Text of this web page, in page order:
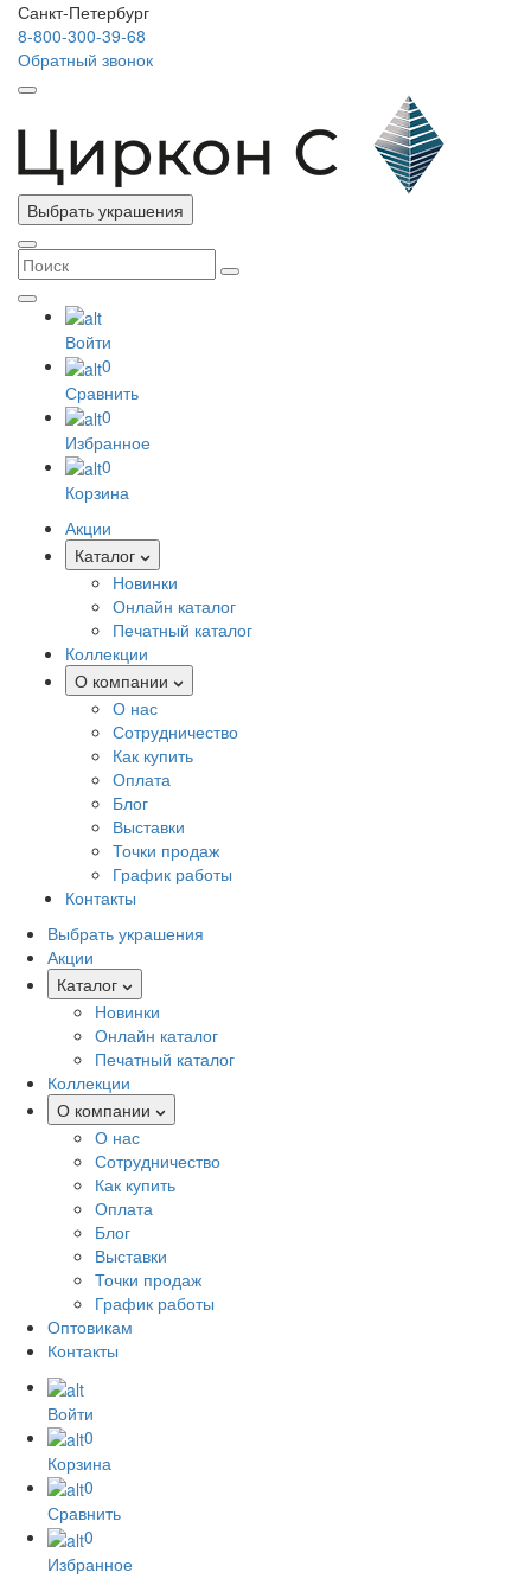
Санкт-Петербург
8-800-300-39-68
Обратный звонок
Выбрать украшения
Войти
0
Сравнить
0
Избранное
0
Корзина
Акции
Каталог
Новинки
Онлайн каталог
Печатный каталог
Коллекции
О компании
О нас
Сотрудничество
Как купить
Оплата
Блог
Выставки
Точки продаж
График работы
Контакты
Выбрать украшения
Акции
Каталог
Новинки
Онлайн каталог
Печатный каталог
Коллекции
О компании
О нас
Сотрудничество
Как купить
Оплата
Блог
Выставки
Точки продаж
График работы
Оптовикам
Контакты
Войти
0
Корзина
0
Сравнить
0
Избранное